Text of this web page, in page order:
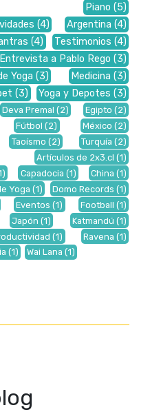
Piano (5)
(4) Argentina (4)
(4) Testimonios (4)
Entrevista a Pablo Rego (3)
Yoga (3) Medicina (3)
(3) Yoga y Depotes (3)
Deva Premal (2) Egipto (2)
Fútbol (2) México (2)
Taoísmo (2) Turquía (2)
Artículos de 2x3.cl (1)
Capadocia (1) China (1)
Yoga (1) Domo Records (1)
Eventos (1) Football (1)
Japón (1) Katmandú (1)
(1) Ravena (1)
(1) Wai Lana (1)